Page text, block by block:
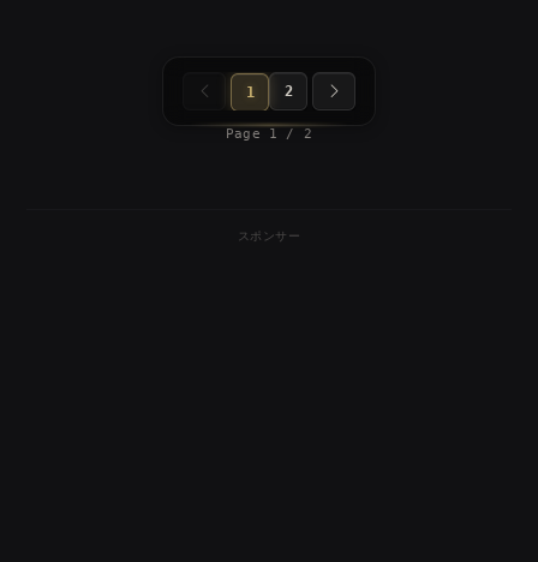
1 2
Page 1 / 2
スポンサー